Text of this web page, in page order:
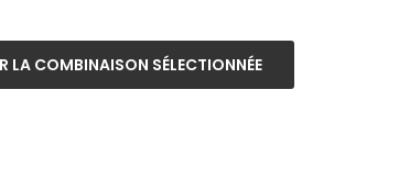
LA COMBINAISON SÉLECTIONNÉE